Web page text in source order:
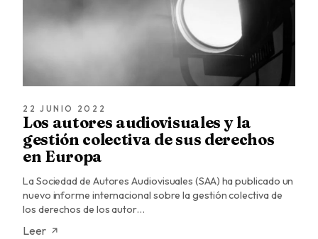
22 JUNIO 2022
Los autores audiovisuales y la
gestión colectiva de sus derechos
en Europa
La Sociedad de Autores Audiovisuales (SAA) ha publicado un
nuevo informe internacional sobre la gestión colectiva de
los derechos de los autor…
Leer